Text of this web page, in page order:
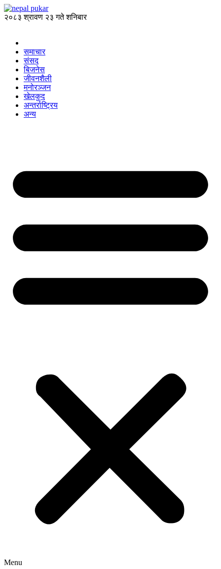
२०८३ श्रावण २३ गते शनिबार
समाचार
संसद
बिजनेस
जीवनशैली
मनोरञ्जन
खेलकुद
अन्तर्राष्ट्रिय
अन्य
Menu